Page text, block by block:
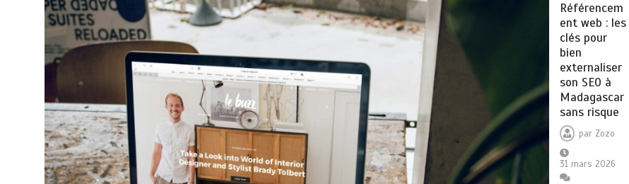
Référencem
ent web : les
clés pour
bien
externaliser
son SEO à
Madagascar
sans risque
par Zozo
31 mars 2026